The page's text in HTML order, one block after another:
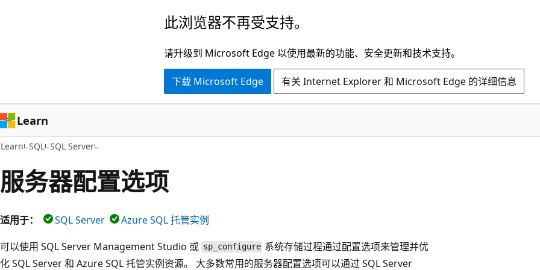
容
此浏览器不再受支持。
请升级到 Microsoft Edge 以使用最新的功能、安全更新和技术支持。
下载 Microsoft Edge 有关 Internet Explorer 和 Microsoft Edge 的详细信息
Learn
Learn SQL SQL Server
服务器配置选项
适用于： SQL Server
Azure SQL 托管实例
可以使用 SQL Server Management Studio 或 sp_configure 系统存储过程通过配置选项来管理并优
化 SQL Server 和 Azure SQL 托管实例资源。 大多数常用的服务器配置选项可以通过 SQL Server